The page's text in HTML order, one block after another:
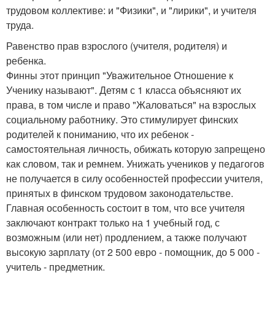
трудовом коллективе: и "Физики", и "лирики", и учителя
труда.
Равенство прав взрослого (учителя, родителя) и
ребенка.
Финны этот принцип "Уважительное Отношение к
Ученику называют". Детям с 1 класса объясняют их
права, в том числе и право "Жаловаться" на взрослых
социальному работнику. Это стимулирует финских
родителей к пониманию, что их ребенок -
самостоятельная личность, обижать которую запрещено
как словом, так и ремнем. Унижать учеников у педагогов
не получается в силу особенностей профессии учителя,
принятых в финском трудовом законодательстве.
Главная особенность состоит в том, что все учителя
заключают контракт только на 1 учебный год, с
возможным (или нет) продлением, а также получают
высокую зарплату (от 2 500 евро - помощник, до 5 000 -
учитель - предметник.